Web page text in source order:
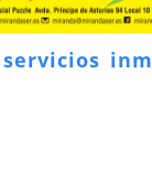
servicios